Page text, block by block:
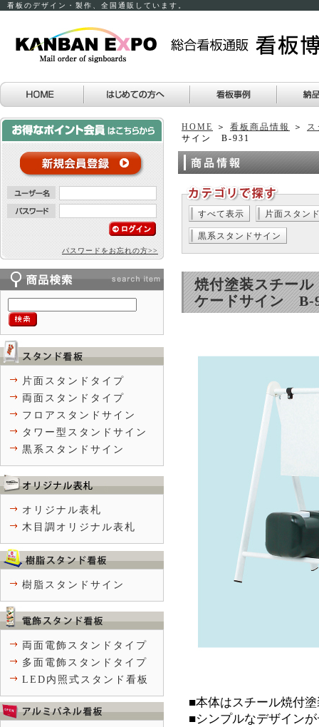
看板のデザイン・製作、全国通販しています。
HOME ＞ 看板商品情報 ＞ ス
サイン B-931
すべて表示 片面スタン
黒系スタンドサイン
焼付塗装スチー
ケードサイン B-
■本体はスチール焼付
■シンプルなデザイン
パスワードをお忘れの方>>
片面スタンドタイプ
両面スタンドタイプ
フロアスタンドサイン
タワー型スタンドサイン
黒系スタンドサイン
オリジナル表札
木目調オリジナル表札
樹脂スタンドサイン
両面電飾スタンドタイプ
多面電飾スタンドタイプ
LED内照式スタンド看板